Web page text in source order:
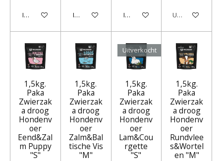
In winkelwagen In winkelwagen In winkelwagen Uitverkocht
1,5kg.
Paka
Zwierzak
a droog
Hondenv
oer
Eend&Zal
m Puppy
"S"
1,5kg.
Paka
Zwierzak
a droog
Hondenv
oer
Zalm&Bal
tische Vis
"M"
Uitverkocht
1,5kg.
Paka
Zwierzak
a droog
Hondenv
oer
Lam&Cou
rgette
"S"
1,5kg.
Paka
Zwierzak
a droog
Hondenv
oer
Rundvlee
s&Wortel
en "M"